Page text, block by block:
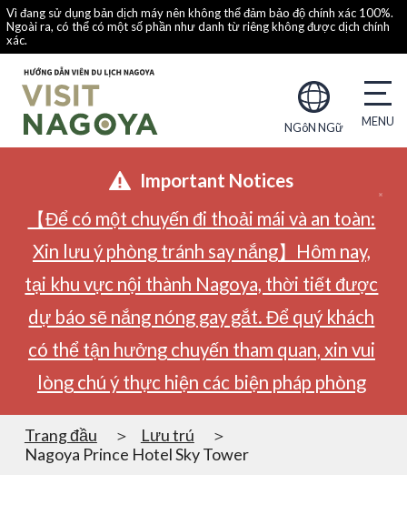
Vì đang sử dụng bản dịch máy nên không thể đảm bảo độ chính xác 100%.
Ngoài ra, có thể có một số phần như danh từ riêng không được dịch chính
xác.
NGôN NGữ
Important Notices
【Để có một chuyến đi thoải mái và an toàn:
Xin lưu ý phòng tránh say nắng】Hôm nay,
tại khu vực nội thành Nagoya, thời tiết được
dự báo sẽ nắng nóng gay gắt. Để quý khách
có thể tận hưởng chuyến tham quan, xin vui
lòng chú ý thực hiện các biện pháp phòng
Trang đầu
Lưu trú
Nagoya Prince Hotel Sky Tower